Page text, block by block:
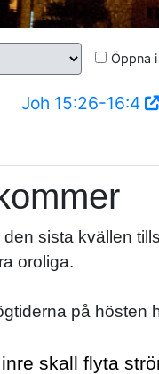
Öppna
Joh 15:26-16:4
sista kvällen
oroliga.
på hösten
skall flyta